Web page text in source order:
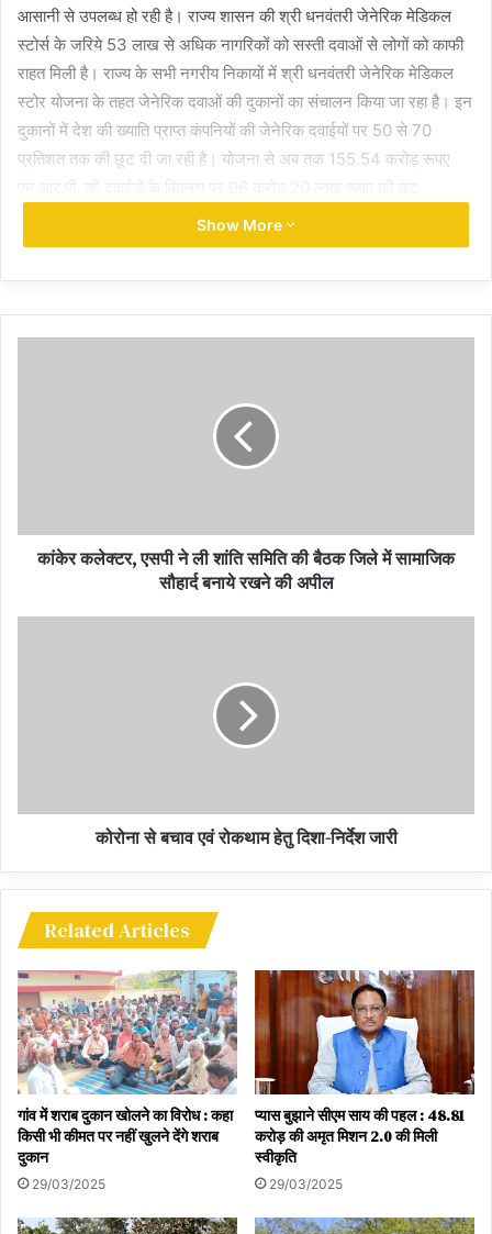
आसानी से उपलब्ध हो रही है। राज्य शासन की श्री धनवंतरी जेनेरिक मेडिकल
स्टोर्स के जरिये 53 लाख से अधिक नागरिकों को सस्ती दवाओं से लोगों को काफी
राहत मिली है। राज्य के सभी नगरीय निकायों में श्री धनवंतरी जेनेरिक मेडिकल
स्टोर योजना के तहत जेनेरिक दवाओं की दुकानों का संचालन किया जा रहा है। इन
दुकानों में देश की ख्याति प्राप्त कंपनियों की जेनेरिक दवाईयों पर 50 से 70
प्रतिशत तक की छूट दी जा रही है। योजना से अब तक 155.54 करोड़ रूपए
में सर्दी, खांसी, बुखार, ब्लड प्रेशर, इन्सुलिन के साथ गंभीर बीमारियों की दवा,
एंटीबायोटिक, सर्जिकल आईटम भी रियायती मूल्य पर जरूरतमंदों को उपलब्ध कराए
जिले में 20, दुर्ग में 19, बिलासपुर में 10, जांजगीर-चांपा में 9, रायगढ़, और बेमेतरा
में 8-8, बलौदाबाजार-भाटापारा और धमतरी में 7-7, बालोद, कोरबा, कांकेर,
सक्ती, सूरजपुर, महासमुंद और कबीरधाम में 6-6, राजनांदगांव, सारंगढ़-बिलाईगढ़,
बस्तर और बीजापुर में 3-3, कोरिया और गौरेला-पेण्ड्रा-मरवाही में 2-2, मोहला-
मानपुर-अम्बागढ़ और नारायणपुर में 1-1 श्री धनवंतरी जेनेरिक मेडिकल स्टोर
People are getting easily in Chhattisgarh cheap
generic drugs More than 53 lakh people saved
Rs 96.20 crore
छत्तीसगढ़ में लोगों को आसानी से मिल रही है सस्ती जेनेरिक दवाएं
53 लाख से अधिक लोगों को हुई 96.20 करोड़ रूपए की बचत
Show More
कांकेर कलेक्टर, एसपी ने ली शांति समिति की बैठक जिले में सामाजिक
सौहार्द बनाये रखने की अपील
कोरोना से बचाव एवं रोकथाम हेतु दिशा-निर्देश जारी
Related Articles
गांव में शराब दुकान खोलने का विरोध : कहा
किसी भी कीमत पर नहीं खुलने देंगे शराब
दुकान
29/03/2025
प्यास बुझाने सीएम साय की पहल : 48.81
करोड़ की अमृत मिशन 2.0 की मिली
स्वीकृति
29/03/2025